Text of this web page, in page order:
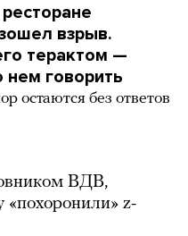
взрыв.
терактом —
нем говорить
остаются без ответов
ВДВ,
«похоронили» z-